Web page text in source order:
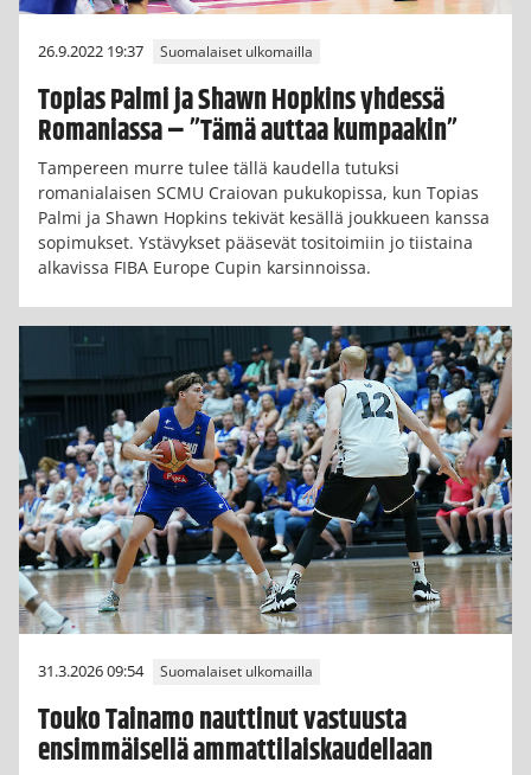
26.9.2022 19:37 Suomalaiset ulkomailla
Topias Palmi ja Shawn Hopkins yhdessä
Romaniassa – ”Tämä auttaa kumpaakin”
Tampereen murre tulee tällä kaudella tutuksi
romanialaisen SCMU Craiovan pukukopissa, kun Topias
Palmi ja Shawn Hopkins tekivät kesällä joukkueen kanssa
sopimukset. Ystävykset pääsevät tositoimiin jo tiistaina
alkavissa FIBA Europe Cupin karsinnoissa.
31.3.2026 09:54 Suomalaiset ulkomailla
Touko Tainamo nauttinut vastuusta
ensimmäisellä ammattilaiskaudellaan